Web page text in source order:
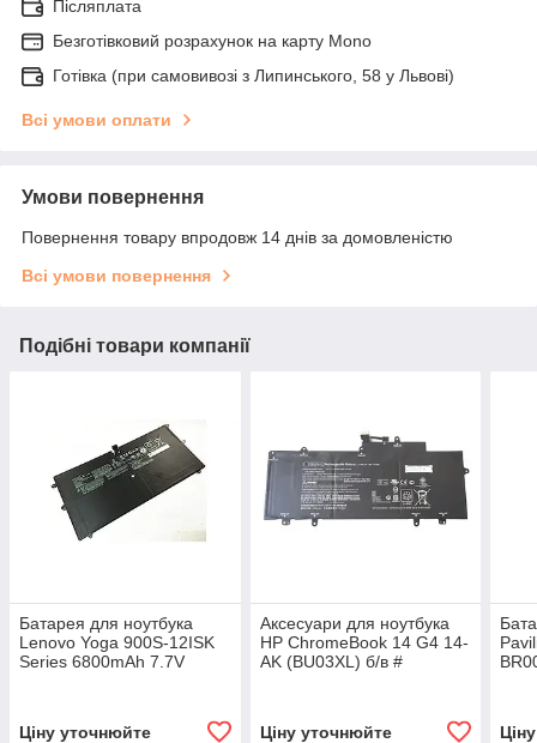
Післяплата
Безготівковий розрахунок на карту Mono
Готівка (при самовивозі з Липинського, 58 у Львові)
Всі умови оплати
Умови повернення
Повернення товару впродовж 14 днів за домовленістю
Всі умови повернення
Подібні товари компанії
Батарея для ноутбука
Lenovo Yoga 900S-12ISK
Series 6800mAh 7.7V
Ціну уточнюйте
Аксесуари для ноутбука
HP ChromeBook 14 G4 14-
AK (BU03XL) б/в #
Ціну уточнюйте